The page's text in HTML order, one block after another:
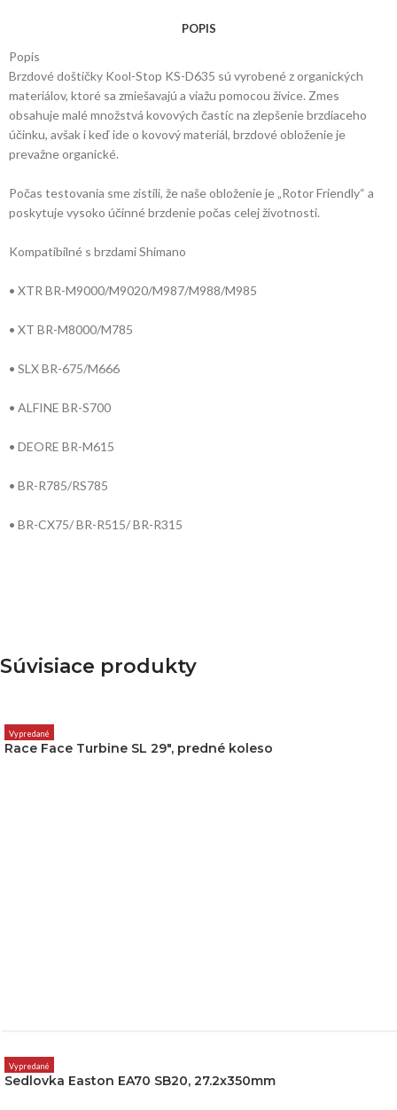
POPIS
Popis
Brzdové doštičky Kool-Stop KS-D635 sú vyrobené z organických
materiálov, ktoré sa zmiešavajú a viažu pomocou živice. Zmes
obsahuje malé množstvá kovových častíc na zlepšenie brzdiaceho
účinku, avšak i keď ide o kovový materiál, brzdové obloženie je
prevažne organické.
Počas testovania sme zistili, že naše obloženie je „Rotor Friendly“ a
poskytuje vysoko účinné brzdenie počas celej životnosti.
Kompatibilné s brzdami Shimano
• XTR BR-M9000/M9020/M987/M988/M985
• XT BR-M8000/M785
• SLX BR-675/M666
• ALFINE BR-S700
• DEORE BR-M615
• BR-R785/RS785
• BR-CX75/ BR-R515/ BR-R315
Súvisiace produkty
Vypredané
Race Face Turbine SL 29″, predné koleso
Vypredané
Sedlovka Easton EA70 SB20, 27.2x350mm